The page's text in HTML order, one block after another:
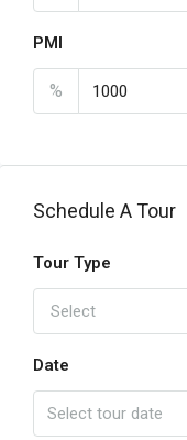
PMI
%
Schedule A Tour
Tour Type
Select
Date